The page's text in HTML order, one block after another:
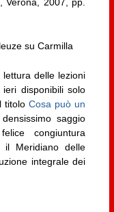
su Carmilla
delle lezioni
disponibili solo
titolo Cosa può un
saggio
congiuntura
il Meridiano delle
integrale dei